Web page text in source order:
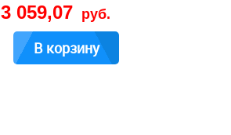
3 059,07 руб.
В корзину